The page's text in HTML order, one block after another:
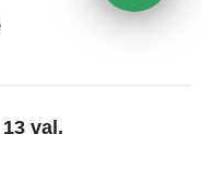
13 val.